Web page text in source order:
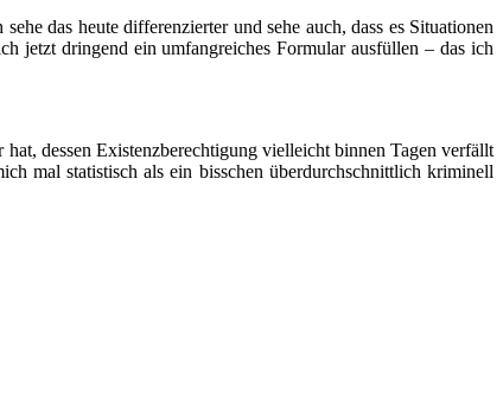
das heute differenzierter und sehe auch, dass es Situationen
jetzt dringend ein umfangreiches Formular ausfüllen – das ich
dessen Existenzberechtigung vielleicht binnen Tagen verfällt
mal statistisch als ein bisschen überdurchschnittlich kriminell